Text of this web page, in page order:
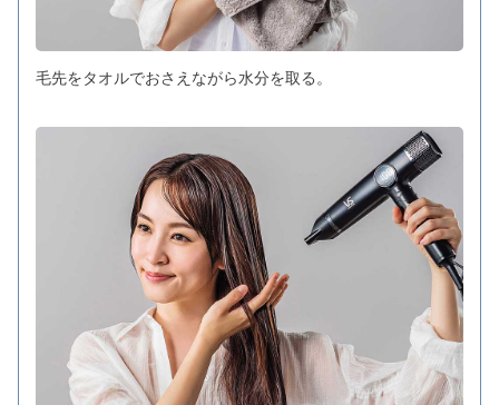
毛先をタオルでおさえながら水分を取る。